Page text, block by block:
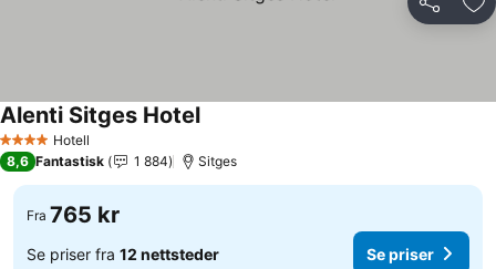
Del
4 StjernerHotell
Alenti Sitges Hotel
8,6 Fantastisk 1 884 Sitges
Fra 765 kr
Se priser fra 12 nettsteder Se priser